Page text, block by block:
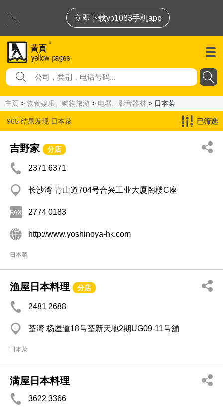
立即下载yp1083手机app
主页 > 饮食娱乐、购物旅游 > 电器、影音器材 > 日本菜
965 结果发现 日本菜 已筛选
吉野家 分店
2371 6371
长沙湾 青山道704号合兴工业大厦阁楼C座
2774 0183
http://www.yoshinoya-hk.com
日本菜
渔屋日本料理 分店
2481 2688
荃湾 杨屋道18号荃新天地2期UG09-11号舖
日本菜
满屋日本料理
3622 3366